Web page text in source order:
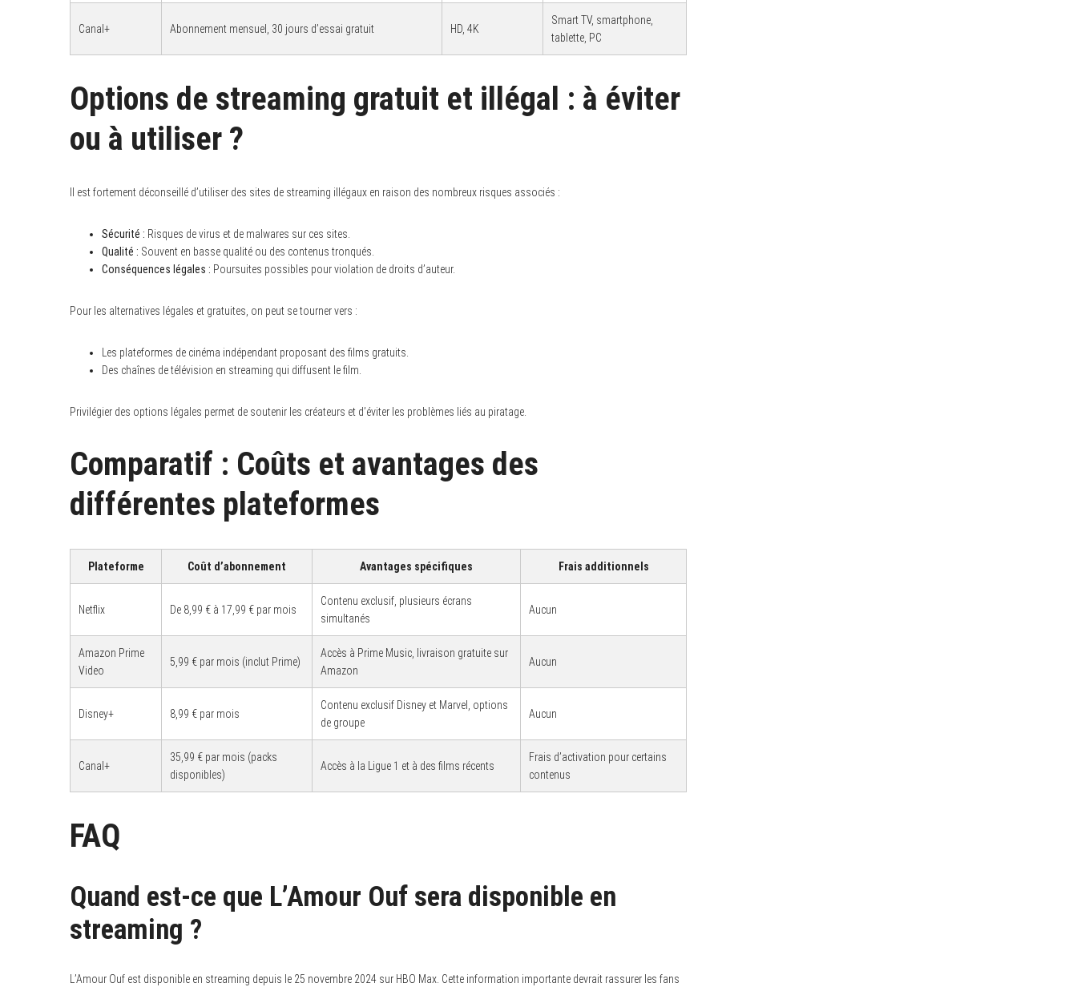
Canal+ Abonnement mensuel, 30 jours d’essai gratuit HD, 4K
Smart TV, smartphone,
tablette, PC
Options de streaming gratuit et illégal : à éviter
ou à utiliser ?
Il est fortement déconseillé d’utiliser des sites de streaming illégaux en raison des nombreux risques associés :
Sécurité : Risques de virus et de malwares sur ces sites.
Qualité : Souvent en basse qualité ou des contenus tronqués.
Conséquences légales : Poursuites possibles pour violation de droits d’auteur.
Pour les alternatives légales et gratuites, on peut se tourner vers :
Les plateformes de cinéma indépendant proposant des films gratuits.
Des chaînes de télévision en streaming qui diffusent le film.
Privilégier des options légales permet de soutenir les créateurs et d’éviter les problèmes liés au piratage.
Comparatif : Coûts et avantages des
différentes plateformes
Plateforme Coût d’abonnement Avantages spécifiques Frais additionnels
Netflix De 8,99 € à 17,99 € par mois
Contenu exclusif, plusieurs écrans
simultanés
Aucun
Amazon Prime
Video
5,99 € par mois (inclut Prime)
Accès à Prime Music, livraison gratuite sur
Amazon
Aucun
Disney+ 8,99 € par mois
Contenu exclusif Disney et Marvel, options
de groupe
Aucun
Canal+
35,99 € par mois (packs
disponibles)
Accès à la Ligue 1 et à des films récents
Frais d’activation pour certains
contenus
FAQ
Quand est-ce que L’Amour Ouf sera disponible en
streaming ?
L’Amour Ouf est disponible en streaming depuis le 25 novembre 2024 sur HBO Max. Cette information importante devrait rassurer les fans
e
a
r
f
o